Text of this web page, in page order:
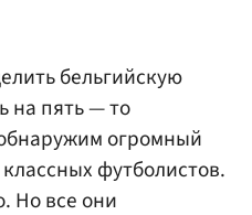
бельгийскую
на пять — то
огромный
футболистов.
Но все они